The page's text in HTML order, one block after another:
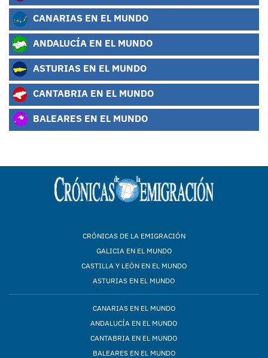
CANARIAS EN EL MUNDO
ANDALUCÍA EN EL MUNDO
ASTURIAS EN EL MUNDO
CANTABRIA EN EL MUNDO
BALEARES EN EL MUNDO
CRÓNICAS DE LA EMIGRACIÓN
GALICIA EN EL MUNDO
CASTILLA Y LEÓN EN EL MUNDO
ASTURIAS EN EL MUNDO
CANARIAS EN EL MUNDO
ANDALUCÍA EN EL MUNDO
CANTABRIA EN EL MUNDO
BALEARES EN EL MUNDO